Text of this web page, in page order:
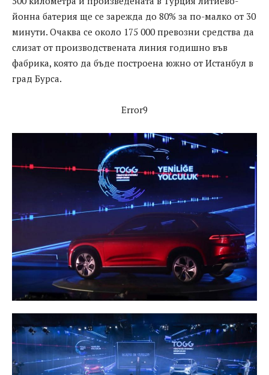
йонна батерия ще се зарежда до 80% за по-малко от 30
минути. Очаква се около 175 000 превозни средства да
слизат от производствената линия годишно във
фабрика, която да бъде построена южно от Истанбул в
град Бурса.
Error9